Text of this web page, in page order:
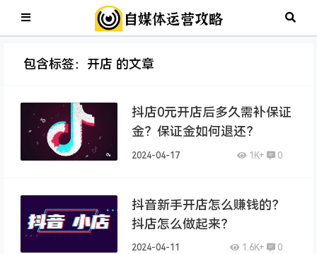
包含标签：开店 的文章
抖店0元开店后多久需补保证
金？保证金如何退还？
2024-04-17 1K+ 0
抖音新手开店怎么赚钱的？
抖店怎么做起来？
2024-04-11 1.6K+ 0